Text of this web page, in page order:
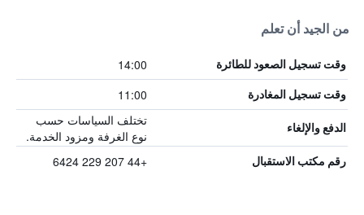
من الجيد أن تعلم
وقت تسجيل الصعود للطائرة 14:00
وقت تسجيل المغادرة 11:00
الدفع والإلغاء
تختلف السياسات حسب
نوع الغرفة ومزود الخدمة.
رقم مكتب الاستقبال +44 207 229 6424